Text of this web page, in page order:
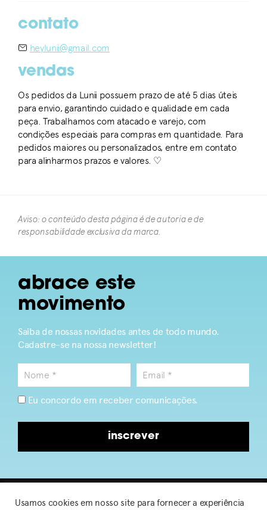
contato
heylunii@gmail.com
vendas
Os pedidos da Lunii possuem prazo de até 5 dias úteis
para envio, garantindo cuidado e qualidade em cada
peça. Trabalhamos com atacado e varejo, com
condições especiais para compras em quantidade. Para
pedidos maiores ou personalizados, entre em contato
para alinharmos prazos e valores. ♡
Aviso: o conteúdo desta página é de autoria e de
responsabilidade exclusiva da marca.​
abrace este
movimento
Saiba de nossas novidades antes de todo mundo.
Cadastre-se na nossa newsletter!
Eu concordo em receber comunicações.
inscrever
Usamos cookies em nosso site para fornecer a experiência